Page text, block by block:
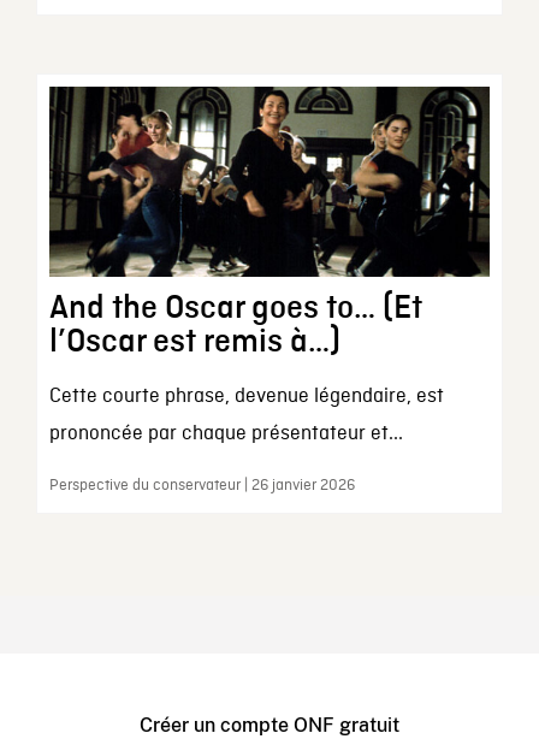
And the Oscar goes to… (Et
l’Oscar est remis à…)
Cette courte phrase, devenue légendaire, est
prononcée par chaque présentateur et...
Perspective du conservateur | 26 janvier 2026
Créer un compte ONF gratuit